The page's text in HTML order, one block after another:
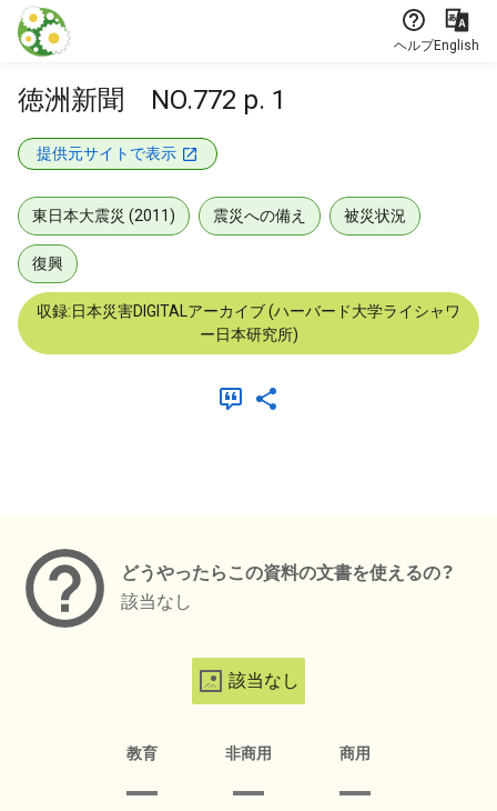
本文に飛ぶ
ヘルプEnglish
徳洲新聞 NO.772 p. 1
提供元サイトで表示
東日本大震災 (2011) 震災への備え 被災状況
復興
収録:日本災害DIGITALアーカイブ (ハーバード大学ライシャワ
ー日本研究所)
どうやったらこの資料の文書を使えるの？
該当なし
該当なし
教育 非商用 商用